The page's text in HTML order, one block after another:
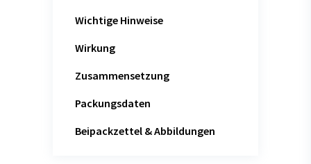
Wichtige Hinweise
Wirkung
Zusammensetzung
Packungsdaten
Beipackzettel & Abbildungen